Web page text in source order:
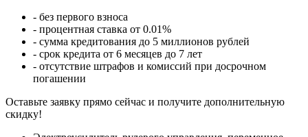
- без первого взноса
- процентная ставка от 0.01%
- сумма кредитования до 5 миллионов рублей
- срок кредита от 6 месяцев до 7 лет
- отсутствие штрафов и комиссий при досрочном
погашении
Оставьте заявку прямо сейчас и получите дополнительную
скидку!